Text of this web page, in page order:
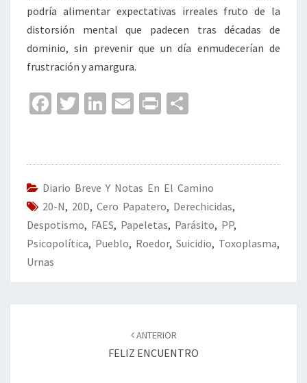
podría alimentar expectativas irreales fruto de la
distorsión mental que padecen tras décadas de
dominio, sin prevenir que un día enmudecerían de
frustración y amargura.
Fa
o
o
k
T
er
Li
dI
n
E
l
Pr
p
ar
tir
Diario Breve Y Notas En El Camino
20-N, 20D, Cero Papatero, Derechicidas,
Despotismo, FAES, Papeletas, Parásito, PP,
Psicopolítica, Pueblo, Roedor, Suicidio, Toxoplasma,
Urnas
ANTERIOR
FELIZ ENCUENTRO